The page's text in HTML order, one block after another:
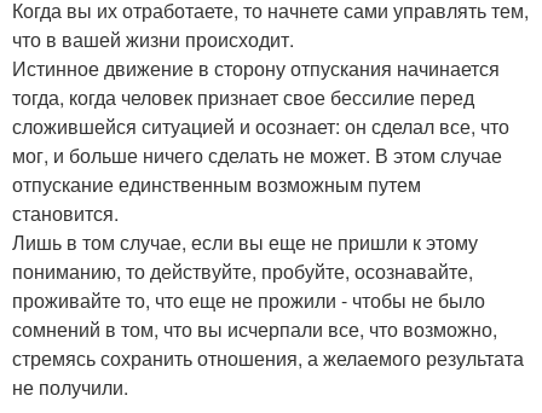
Когда вы их отработаете, то начнете сами управлять тем,
что в вашей жизни происходит.
Истинное движение в сторону отпускания начинается
тогда, когда человек признает свое бессилие перед
сложившейся ситуацией и осознает: он сделал все, что
мог, и больше ничего сделать не может. В этом случае
отпускание единственным возможным путем
становится.
Лишь в том случае, если вы еще не пришли к этому
пониманию, то действуйте, пробуйте, осознавайте,
проживайте то, что еще не прожили - чтобы не было
сомнений в том, что вы исчерпали все, что возможно,
стремясь сохранить отношения, а желаемого результата
не получили.